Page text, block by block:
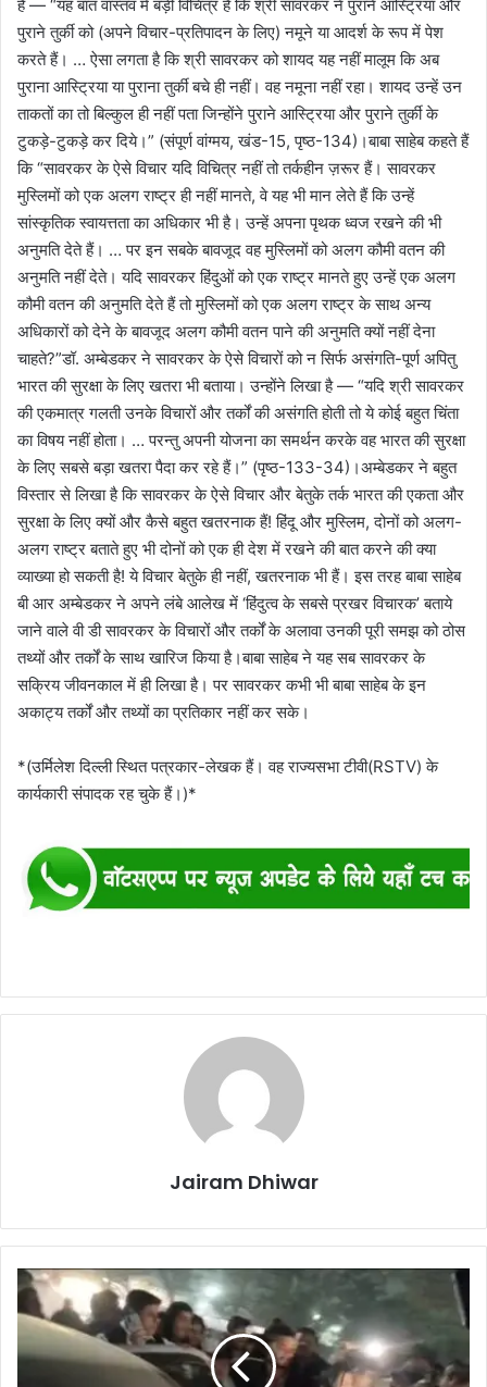
हैं — “यह बात वास्तव में बड़ी विचित्र है कि श्री सावरकर ने पुराने आस्ट्रिया और
पुराने तुर्की को (अपने विचार-प्रतिपादन के लिए) नमूने या आदर्श के रूप में पेश
करते हैं। … ऐसा लगता है कि श्री सावरकर को शायद यह नहीं मालूम कि अब
पुराना आस्ट्रिया या पुराना तुर्की बचे ही नहीं। वह नमूना नहीं रहा। शायद उन्हें उन
ताकतों का तो बिल्कुल ही नहीं पता जिन्होंने पुराने आस्ट्रिया और पुराने तुर्की के
टुकड़े-टुकड़े कर दिये।” (संपूर्ण वांग्मय, खंड-15, पृष्ठ-134)।बाबा साहेब कहते हैं
कि “सावरकर के ऐसे विचार यदि विचित्र नहीं तो तर्कहीन ज़रूर हैं। सावरकर
मुस्लिमों को एक अलग राष्ट्र ही नहीं मानते, वे यह भी मान लेते हैं कि उन्हें
सांस्कृतिक स्वायत्तता का अधिकार भी है। उन्हें अपना पृथक ध्वज रखने की भी
अनुमति देते हैं। … पर इन सबके बावजूद वह मुस्लिमों को अलग कौमी वतन की
अनुमति नहीं देते। यदि सावरकर हिंदुओं को एक राष्ट्र मानते हुए उन्हें एक अलग
कौमी वतन की अनुमति देते हैं तो मुस्लिमों को एक अलग राष्ट्र के साथ अन्य
अधिकारों को देने के बावजूद अलग कौमी वतन पाने की अनुमति क्यों नहीं देना
चाहते?”डॉ. अम्बेडकर ने सावरकर के ऐसे विचारों को न सिर्फ असंगति-पूर्ण अपितु
भारत की सुरक्षा के लिए खतरा भी बताया। उन्होंने लिखा है — “यदि श्री सावरकर
की एकमात्र गलती उनके विचारों और तर्कों की असंगति होती तो ये कोई बहुत चिंता
का विषय नहीं होता। … परन्तु अपनी योजना का समर्थन करके वह भारत की सुरक्षा
के लिए सबसे बड़ा खतरा पैदा कर रहे हैं।” (पृष्ठ-133-34)।अम्बेडकर ने बहुत
विस्तार से लिखा है कि सावरकर के ऐसे विचार और बेतुके तर्क भारत की एकता और
सुरक्षा के लिए क्यों और कैसे बहुत खतरनाक हैं! हिंदू और मुस्लिम, दोनों को अलग-
अलग राष्ट्र बताते हुए भी दोनों को एक ही देश में रखने की बात करने की क्या
व्याख्या हो सकती है! ये विचार बेतुके ही नहीं, खतरनाक भी हैं। इस तरह बाबा साहेब
बी आर अम्बेडकर ने अपने लंबे आलेख में ‘हिंदुत्व के सबसे प्रखर विचारक’ बताये
जाने वाले वी डी सावरकर के विचारों और तर्कों के अलावा उनकी पूरी समझ को ठोस
तथ्यों और तर्कों के साथ खारिज किया है।बाबा साहेब ने यह सब सावरकर के
सक्रिय जीवनकाल में ही लिखा है। पर सावरकर कभी भी बाबा साहेब के इन
अकाट्य तर्कों और तथ्यों का प्रतिकार नहीं कर सके।
*(उर्मिलेश दिल्ली स्थित पत्रकार-लेखक हैं। वह राज्यसभा टीवी(RSTV) के
कार्यकारी संपादक रह चुके हैं।)*
Jairam Dhiwar
*कोरबा
पत्नी
को